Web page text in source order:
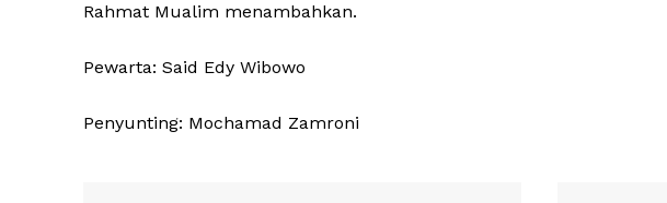
Rahmat Mualim menambahkan.
Pewarta: Said Edy Wibowo
Penyunting: Mochamad Zamroni